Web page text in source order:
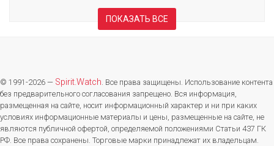
ПОКАЗАТЬ ВСЕ
© 1991-2026 — Spirit.Watch. Все права защищены. Использование контента
без предварительного согласования запрещено. Вся информация,
размещенная на сайте, носит информационный характер и ни при каких
условиях информационные материалы и цены, размещенные на сайте, не
являются публичной офертой, определяемой положениями Статьи 437 ГК
РФ. Все права сохранены. Торговые марки принадлежат их владельцам.